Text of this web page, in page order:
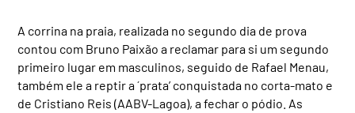
A corrina na praia, realizada no segundo dia de prova
contou com Bruno Paixão a reclamar para si um segundo
primeiro lugar em masculinos, seguido de Rafael Menau,
também ele a reptir a ´prata’ conquistada no corta-mato e
de Cristiano Reis (AABV-Lagoa), a fechar o pódio. As